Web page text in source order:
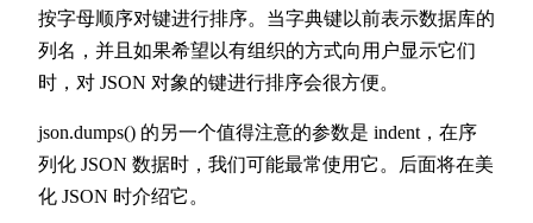
按字母顺序对键进行排序。当字典键以前表示数据库的
列名，并且如果希望以有组织的方式向用户显示它们
时，对 JSON 对象的键进行排序会很方便。
json.dumps() 的另一个值得注意的参数是 indent，在序
列化 JSON 数据时，我们可能最常使用它。后面将在美
化 JSON 时介绍它。